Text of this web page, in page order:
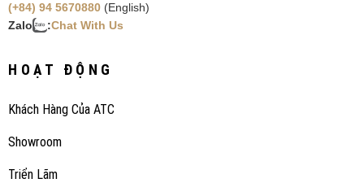
(+84) 94 5670880 (English)
Zalo
:Chat With Us
HOẠT ĐỘNG
Khách Hàng Của ATC
Showroom
Triển Lãm